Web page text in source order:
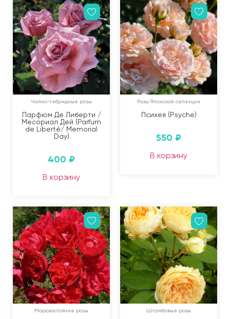
Чайно-гибридные розы
Парфюм Де Либерти /
Месориал Дей (Parfum
de Liberté/ Memorial
Day)
400 ₽
В корзину
Розы Японской селекции
Психея (Psyche)
550 ₽
В корзину
Морозостойкие розы Штамбовые розы